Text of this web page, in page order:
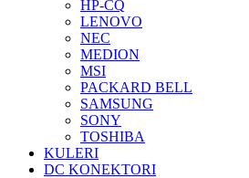
HP-CQ
LENOVO
NEC
MEDION
MSI
PACKARD BELL
SAMSUNG
SONY
TOSHIBA
KULERI
DC KONEKTORI